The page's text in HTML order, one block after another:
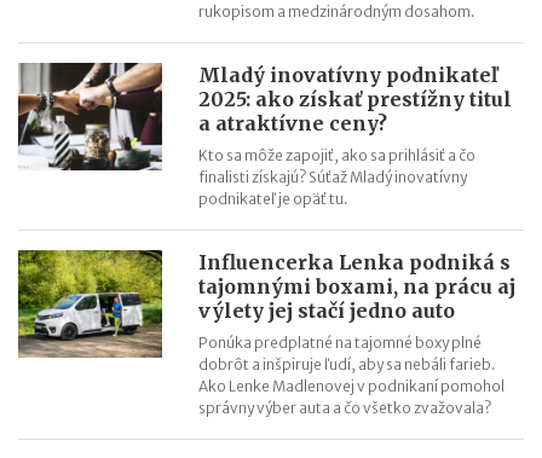
rukopisom a medzinárodným dosahom.
Mladý inovatívny podnikateľ
2025: ako získať prestížny titul
a atraktívne ceny?
Kto sa môže zapojiť, ako sa prihlásiť a čo
finalisti získajú? Súťaž Mladý inovatívny
podnikateľ je opäť tu.
Influencerka Lenka podniká s
tajomnými boxami, na prácu aj
výlety jej stačí jedno auto
Ponúka predplatné na tajomné boxy plné
dobrôt a inšpiruje ľudí, aby sa nebáli farieb.
Ako Lenke Madlenovej v podnikaní pomohol
správny výber auta a čo všetko zvažovala?